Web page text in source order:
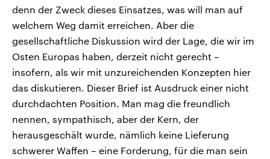
denn der Zweck dieses Einsatzes, was will man auf
welchem Weg damit erreichen. Aber die
gesellschaftliche Diskussion wird der Lage, die wir im
Osten Europas haben, derzeit nicht gerecht –
insofern, als wir mit unzureichenden Konzepten hier
das diskutieren. Dieser Brief ist Ausdruck einer nicht
durchdachten Position. Man mag die freundlich
nennen, sympathisch, aber der Kern, der
herausgeschält wurde, nämlich keine Lieferung
schwerer Waffen – eine Forderung, für die man sein